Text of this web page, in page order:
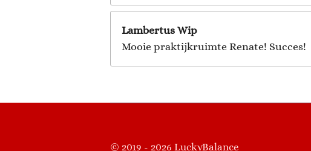
Lambertus Wip
Mooie praktijkruimte Renate! Succes!
© 2019 - 2026 LuckyBalance